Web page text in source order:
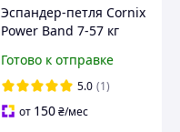
Эспандер-петля Cornix
Power Band 7-57 кг
спорта) набор 4 шт XR-
0088
Готово к отправке
5.0 (1)
от 150₴/мес